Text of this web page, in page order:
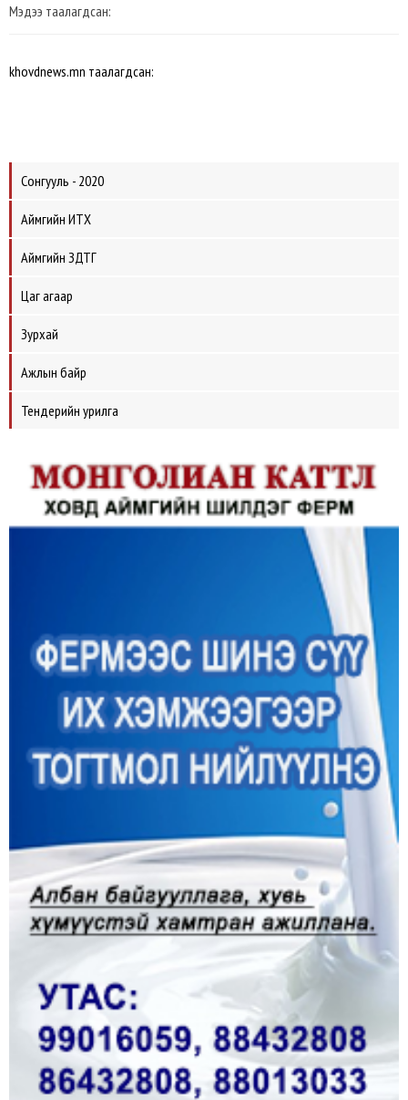
Мэдээ таалагдсан:
khovdnews.mn таалагдсан:
Сонгууль - 2020
Аймгийн ИТХ
Аймгийн ЗДТГ
Цаг агаар
Зурхай
Ажлын байр
Тендерийн урилга